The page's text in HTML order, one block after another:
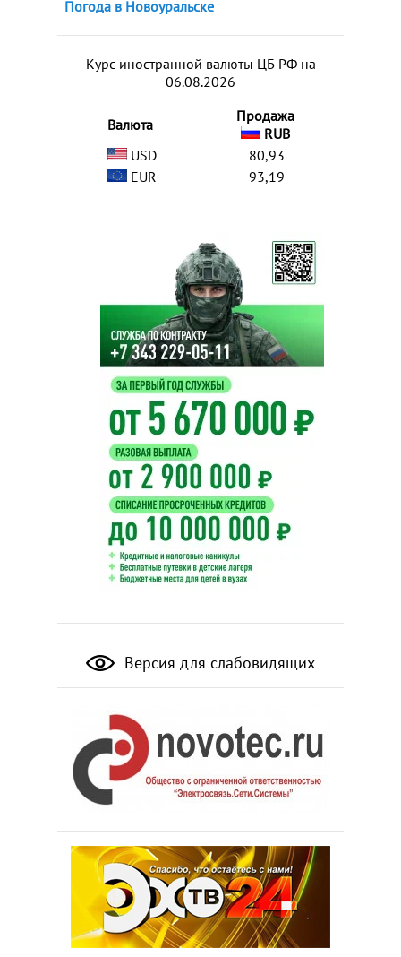
Погода в Новоуральске
Курс иностранной валюты ЦБ РФ на
06.08.2026
Валюта
Продажа
RUB
USD
80,93
EUR
93,19
Версия для слабовидящих